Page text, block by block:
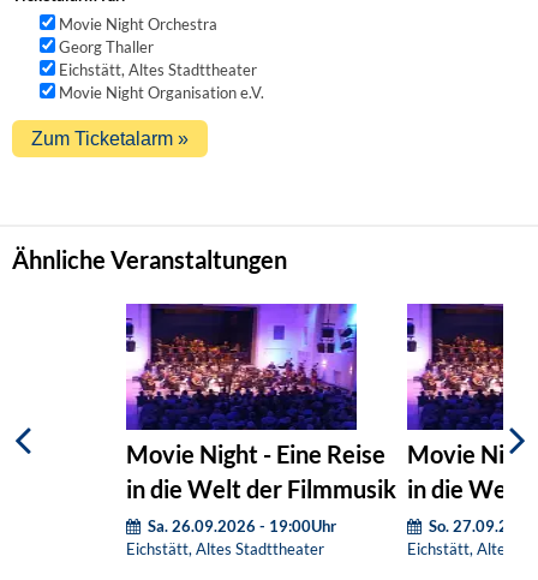
Movie Night Orchestra
Georg Thaller
Eichstätt, Altes Stadttheater
Movie Night Organisation e.V.
Ähnliche Veranstaltungen
Movie Night - Eine Reise
in die Welt der Filmmusik
Sa. 26.09.2026 - 19:00Uhr
Eichstätt, Altes Stadttheater
Movie
in die Welt
So.
Eichstätt, Altes